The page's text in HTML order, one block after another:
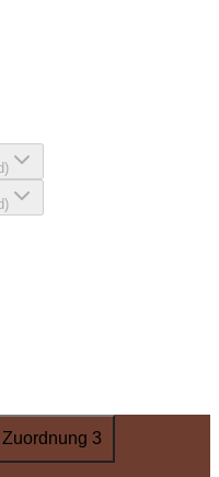
Zuordnung 3